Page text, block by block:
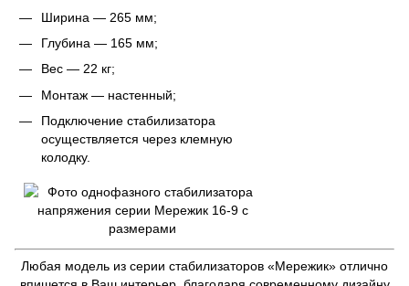
Ширина — 265 мм;
Глубина — 165 мм;
Вес — 22 кг;
Монтаж — настенный;
Подключение стабилизатора
осуществляется через клемную
колодку.
Любая модель из серии стабилизаторов «Мережик» отлично